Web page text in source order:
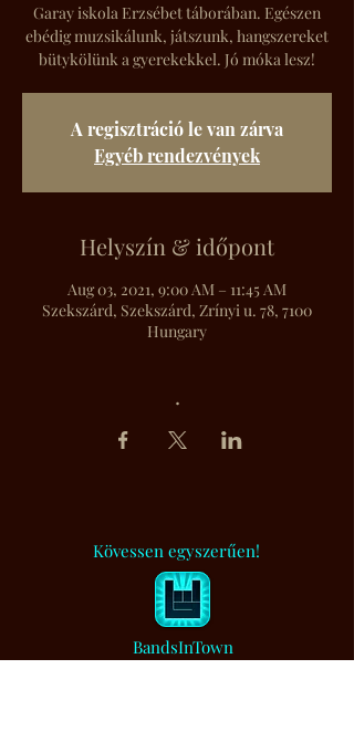
Garay iskola Erzsébet táborában. Egészen
ebédig muzsikálunk, játszunk, hangszereket
bütykölünk a gyerekekkel. Jó móka lesz!
A regisztráció le van zárva
Egyéb rendezvények
Helyszín & időpont
Aug 03, 2021, 9:00 AM – 11:45 AM
Szekszárd, Szekszárd, Zrínyi u. 78, 7100
Hungary
.
Kövessen egyszerűen!
BandsInTown